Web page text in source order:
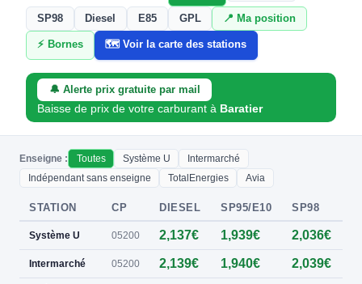
SP98 Diesel E85 GPL 📍 Ma position
⚡ Bornes 🗺️ Voir la carte des stations
🔔 Alerte prix gratuite par mail
Baisse de prix de votre carburant à Baratier
Enseigne : Toutes Système U
Intermarché
Indépendant sans enseigne
TotalEnergies Avia
STATION CP DIESEL SP95/E10 SP98
Système U 05200 2,137€ 1,939€ 2,036€
Intermarché 05200 2,139€ 1,940€ 2,039€